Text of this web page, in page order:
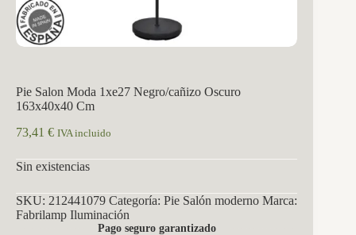
Pie Salon Moda 1xe27 Negro/cañizo Oscuro
163x40x40 Cm
73,41 € IVA incluido
Sin existencias
SKU: 212441079 Categoría: Pie Salón moderno Marca:
Fabrilamp Iluminación
Pago seguro garantizado